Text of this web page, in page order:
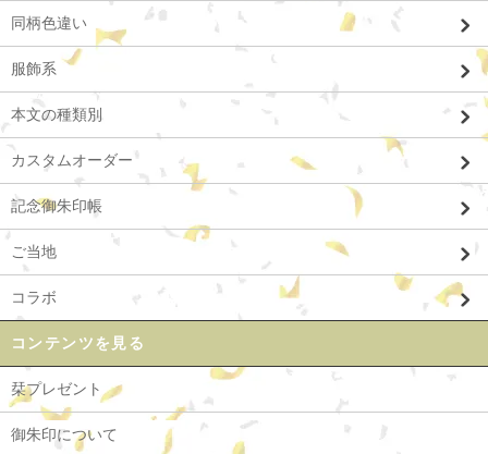
同柄色違い
服飾系
本文の種類別
カスタムオーダー
記念御朱印帳
ご当地
コラボ
コンテンツを見る
栞プレゼント
御朱印について